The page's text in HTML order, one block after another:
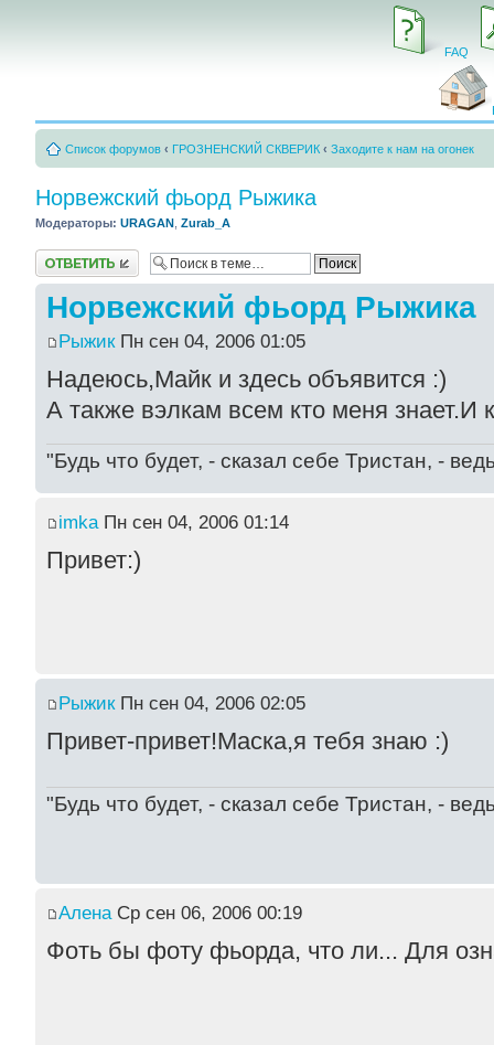
FAQ
Список форумов ‹ ГРОЗНЕНСКИЙ СКВЕРИК ‹ Заходите к нам на огонек
Норвежский фьорд Рыжика
Модераторы: URAGAN Zurab_A
Ответить
Норвежский фьорд Рыжика
РыжикПн сен 04, 2006 01:05
Надеюсь,Майк и здесь объявится :)
А также вэлкам всем кто меня знает.И
"Будь что будет, - сказал себе Тристан, -
imka Пн сен 04, 2006 01:14
Привет:)
РыжикПн сен 04, 2006 02:05
Привет-привет!Маска,я тебя знаю :)
"Будь что будет, - сказал себе Тристан, -
Алена Ср сен 06, 2006 00:19
Фоть бы фоту фьорда, что ли... Для